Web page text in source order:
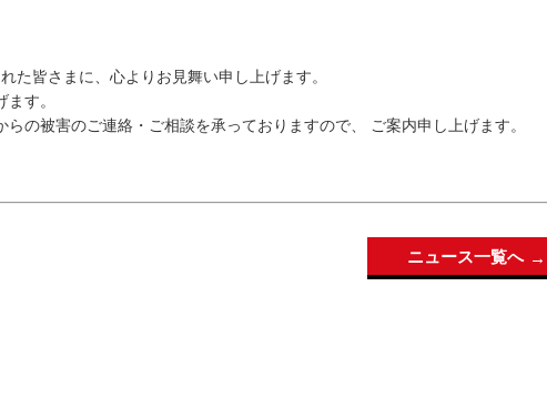
た皆さまに、心よりお見舞い申し上げます。
す。
の被害のご連絡・ご相談を承っておりますので、 ご案内申し上げます。
ニュース一覧へ